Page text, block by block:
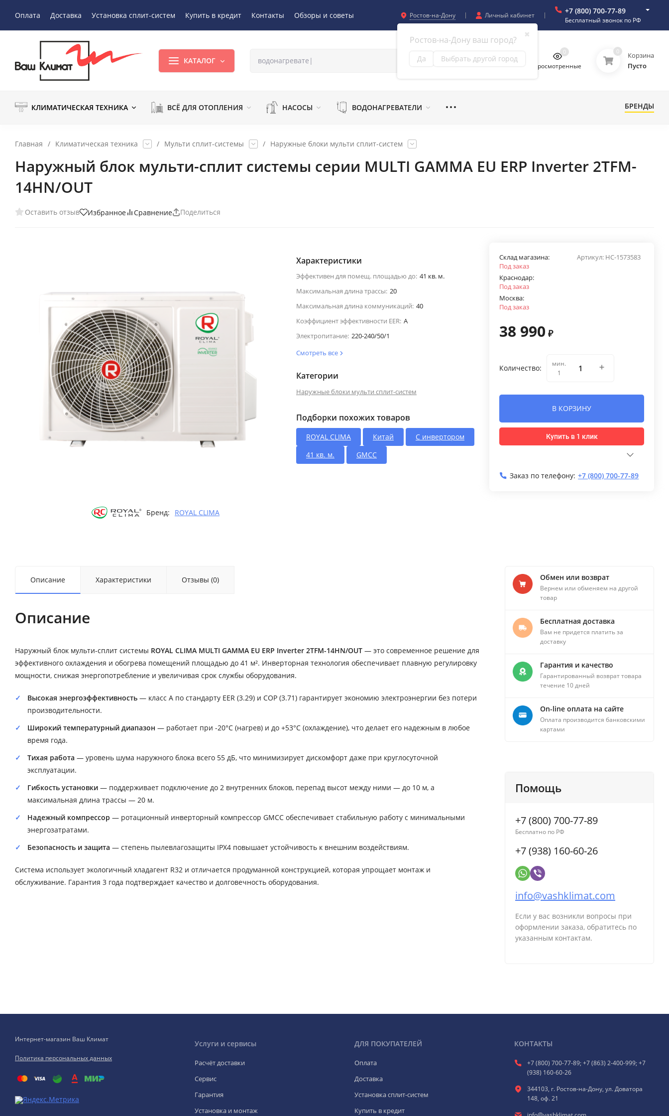
Оплата Доставка Установка сплит-систем Купить в кредит Контакты Обзоры и советы Ростов-на-Дону
✖
Ростов-на-Дону ваш город?
Да Выбрать другой город
Личный кабинет +7 (800) 700-77-89
Бесплатный звонок по РФ
КАТАЛОГ
Просмотренные
0 0
Корзина
Пусто
КЛИМАТИЧЕСКАЯ ТЕХНИКА ВСЁ ДЛЯ ОТОПЛЕНИЯ НАСОСЫ ВОДОНАГРЕВАТЕЛИ БРЕНДЫ
Главная / Климатическая техника / Мульти сплит-системы / Наружные блоки мульти сплит-систем
Наружный блок мульти-сплит системы серии MULTI GAMMA EU ERP Inverter 2TFM-
14HN/OUT
Оставить отзыв Избранное Сравнение Поделиться
Бренд: ROYAL CLIMA
Характеристики
Эффективен для помещ. площадью до: 41 кв. м.
Максимальная длина трассы: 20
Максимальная длина коммуникаций: 40
Коэффициент эффективности EER: A
Электропитание: 220-240/50/1
Смотреть все
Категории
Наружные блоки мульти сплит-систем
Подборки похожих товаров
ROYAL CLIMA Китай
С инвертором
41 кв. м.
GMCC
Артикул: НС-1573583
Склад магазина:
Под заказ
Краснодар:
Под заказ
Москва:
Под заказ
38 990 ₽
Количество:
мин.
1
В КОРЗИНУ
Купить в 1 клик
Заказ по телефону: +7 (800) 700-77-89
Описание Характеристики Отзывы (0)
Описание
Наружный блок мульти-сплит системы ROYAL CLIMA MULTI GAMMA EU ERP Inverter 2TFM-14HN/OUT — это современное решение для
эффективного охлаждения и обогрева помещений площадью до 41 м². Инверторная технология обеспечивает плавную регулировку
мощности, снижая энергопотребление и увеличивая срок службы оборудования.
Высокая энергоэффективность — класс A по стандарту EER (3.29) и COP (3.71) гарантирует экономию электроэнергии без потери
производительности.
Широкий температурный диапазон — работает при -20°C (нагрев) и до +53°C (охлаждение), что делает его надежным в любое
время года.
Тихая работа — уровень шума наружного блока всего 55 дБ, что минимизирует дискомфорт даже при круглосуточной
эксплуатации.
Гибкость установки — поддерживает подключение до 2 внутренних блоков, перепад высот между ними — до 10 м, а
максимальная длина трассы — 20 м.
Надежный компрессор — ротационный инверторный компрессор GMCC обеспечивает стабильную работу с минимальными
энергозатратами.
Безопасность и защита — степень пылевлагозащиты IPX4 повышает устойчивость к внешним воздействиям.
Система использует экологичный хладагент R32 и отличается продуманной конструкцией, которая упрощает монтаж и
обслуживание. Гарантия 3 года подтверждает качество и долговечность оборудования.
Обмен или возврат
Вернем или обменяем на другой
товар
Бесплатная доставка
Вам не придется платить за
доставку
Гарантия и качество
Гарантированный возврат товара
течение 10 дней
On-line оплата на сайте
Оплата производится банковскими
картами
Помощь
+7 (800) 700-77-89
Бесплатно по РФ
+7 (938) 160-60-26
info@vashklimat.com
Если у вас возникли вопросы при
оформлении заказа, обратитесь по
указанным контактам.
Интернет-магазин Ваш Климат
Политика персональных данных
Услуги и сервисы
Расчёт доставки
Сервис
Гарантия
Установка и монтаж
ДЛЯ ПОКУПАТЕЛЕЙ
Оплата
Доставка
Установка сплит-систем
Купить в кредит
КОНТАКТЫ
+7 (800) 700-77-89; +7 (863) 2-400-999; +7
(938) 160-60-26
344103, г. Ростов-на-Дону, ул. Доватора
148, оф. 21